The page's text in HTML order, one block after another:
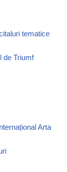
tematice
de Triumf
Arta